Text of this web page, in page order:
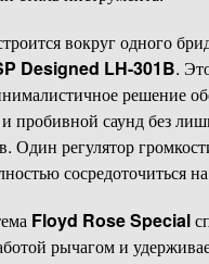
вокруг одного
Designed LH-301B.
решение
пробивной саунд без
Один регулятор
сосредоточиться
Floyd Rose Special
рычагом и